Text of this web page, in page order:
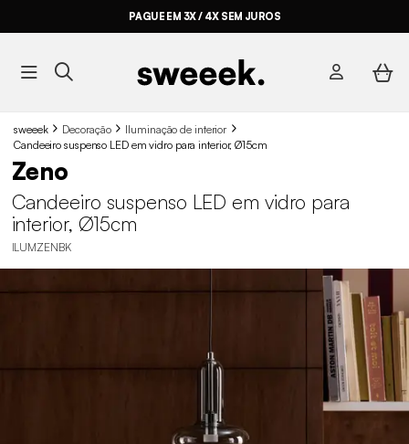
PAGUE EM 3X / 4X SEM JUROS
sweeek Decoração
Iluminação de interior
Candeeiro suspenso LED em vidro para interior, Ø15cm
Zeno
Candeeiro suspenso LED em vidro para
interior, Ø15cm
ILUMZENBK